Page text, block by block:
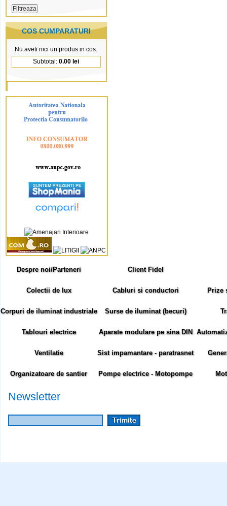
COS CUMPARATURI
Nu aveti nici un produs in cos.
Subtotal: 0.00 lei
Despre noi/Parteneri Client Fidel
Colectii de lux Cabluri si conductori Prize
Corpuri de iluminat industriale Surse de iluminat (becuri)
Tablouri electrice Aparate modulare pe sina DIN
Ventilatie Sist impamantare - paratrasnet
Organizatoare de santier Pompe electrice - Motopompe
Newsletter